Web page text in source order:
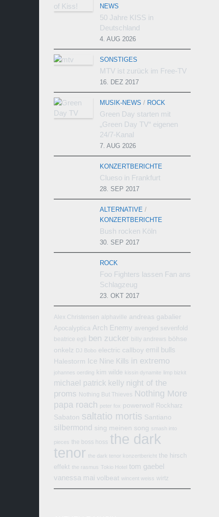
NEWS
50 Jahre KISS in
Deutschland
4. AUG 2026
SONSTIGES
MTV ist zurück im Free-TV
16. DEZ 2017
MUSIK-NEWS / ROCK
Green Day starten mit
„Green Day TV“ eigenen
24/7-Kanal
7. AUG 2026
KONZERTBERICHTE
Clueso in Frankfurt
28. SEP 2017
ALTERNATIVE /
KONZERTBERICHTE
Bush rocken Köln
30. SEP 2017
ROCK
Foo Fighters lassen Fan ans
Schlagzeug
23. OKT 2017
Alex Christensen alphaville andreas gabalier
Apocalyptica Arch Enemy avenged sevenfold
beatrice egli ben zucker billy andrews böhse
onkelz DJ Bobo electric callboy emil bulls
Halestorm Ice Nine Kills in extremo
johannes oerding kim wilde kissin dynamite limp bizkit
michael patrick kelly night of the
proms Nothing But Thieves Nothing More
papa roach peter fox powerwolf Rockharz
Sabaton saltatio mortis Santiano
silbermond sing meinen song smash into
pieces the boss hoss the dark
tenor the dark tenor konzertbericht the hirsch
effekt the rasmus Tokio Hotel tom gaebel
vanessa mai volbeat wincent weiss wirtz